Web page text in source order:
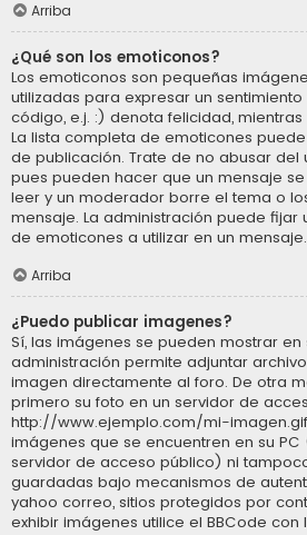
Arriba
¿Qué son los emoticonos?
Los emoticonos son pequeñas
utilizadas para expresar un
código, e.j. :) denota felicidad,
La lista completa de emoticones
de publicación. Trate de no abusar del
pues pueden hacer que un mensaje
leer y un moderador borre el tema o
mensaje. La administración puede fijar
de emoticones a utilizar en un mensaje.
Arriba
¿Puedo publicar imagenes?
Sí, las imágenes se pueden mostrar en
administración permite adjuntar
imagen directamente al foro. De otra
primero su foto en un servidor de
http://www.ejemplo.com/mi-
imágenes que se encuentren en su
servidor de acceso público) ni
guardadas bajo mecanismos de
yahoo correo, sitios protegidos por
exhibir imágenes utilice el BBCode